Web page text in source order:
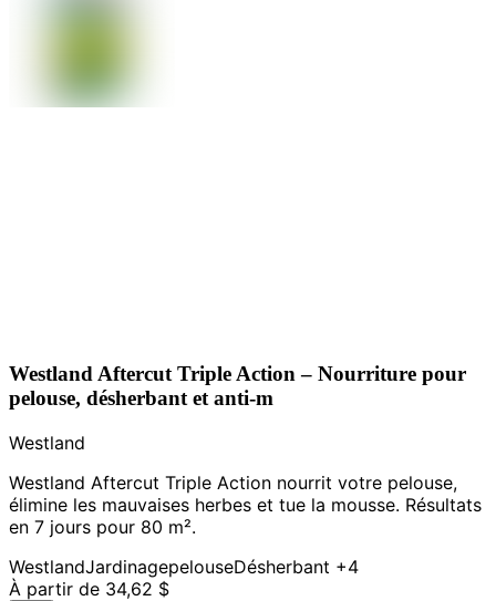
Westland Aftercut Triple Action – Nourriture pour
pelouse, désherbant et anti-m
Westland
Westland Aftercut Triple Action nourrit votre pelouse,
élimine les mauvaises herbes et tue la mousse. Résultats
en 7 jours pour 80 m².
WestlandJardinagepelouseDésherbant +4
À partir de 34,62 $